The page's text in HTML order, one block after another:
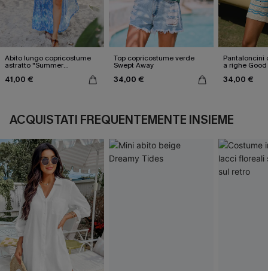
Abito lungo copricostume
astratto "Summer
41,00 €
Top copricostume verde
Swept Away
34,00 €
Pantaloncini
a righe
34,00 €
ACQUISTATI FREQUENTEMENTE INSIEME